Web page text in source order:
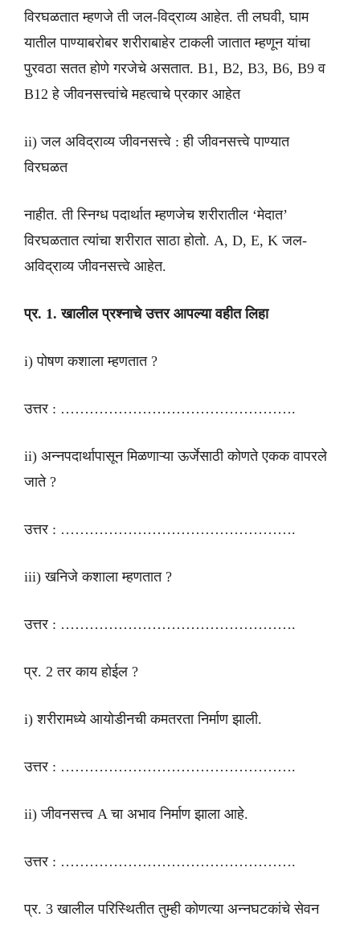
विरघळतात म्हणजे ती जल-विद्राव्य आहेत. ती लघवी, घाम
यातील पाण्याबरोबर शरीराबाहेर टाकली जातात म्हणून यांचा
पुरवठा सतत होणे गरजेचे असतात. B1, B2, B3, B6, B9 व
B12 हे जीवनसत्त्वांचे महत्वाचे प्रकार आहेत
ii) जल अविद्राव्य जीवनसत्त्वे : ही जीवनसत्त्वे पाण्यात
विरघळत
नाहीत. ती स्निग्ध पदार्थात म्हणजेच शरीरातील ‘मेदात’
विरघळतात त्यांचा शरीरात साठा होतो. A, D, E, K जल-
अविद्राव्य जीवनसत्त्वे आहेत.
प्र. 1. खालील प्रश्नाचे उत्तर आपल्या वहीत लिहा
i) पोषण कशाला म्हणतात ?
उत्तर : ………………………………………….
ii) अन्नपदार्थापासून मिळणाऱ्या ऊर्जेसाठी कोणते एकक वापरले
जाते ?
उत्तर : ………………………………………….
iii) खनिजे कशाला म्हणतात ?
उत्तर : ………………………………………….
प्र. 2 तर काय होईल ?
i) शरीरामध्ये आयोडीनची कमतरता निर्माण झाली.
उत्तर : ………………………………………….
ii) जीवनसत्त्व A चा अभाव निर्माण झाला आहे.
उत्तर : ………………………………………….
प्र. 3 खालील परिस्थितीत तुम्ही कोणत्या अन्नघटकांचे सेवन